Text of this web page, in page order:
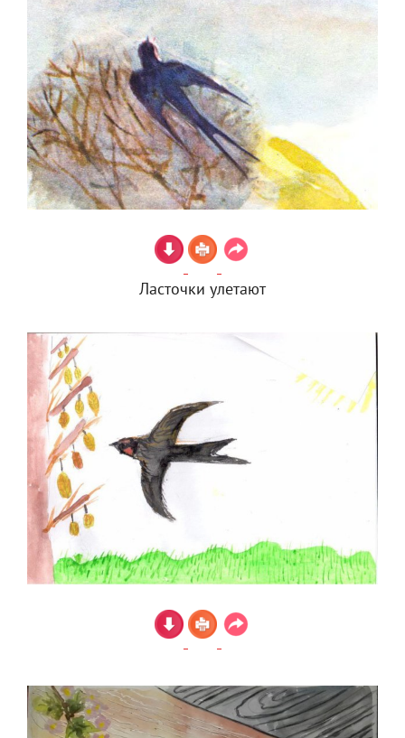
Ласточки улетают